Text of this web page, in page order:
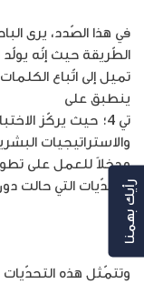
الطّريقة حيث إنّه يولّد
تميل إلى اتّباع
ينطبق على
تي 4؛ حيث يركّز
والاستراتيجيات
مدخلاً للعمل على
التحدّيات التي حالت دون
وتتمّثل هذه
رأيك بهمنا